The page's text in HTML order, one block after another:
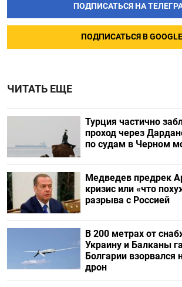
ПОДПИСАТЬСЯ НА
ПОДПИСАТЬСЯ В GOOGLE
ЧИТАТЬ ЕЩЕ
Турция частично
проход через
по судам в Черном
Медведев предрек
кризис или «что
разрыва с Россией
В 200 метрах от
Украину и Балканы
Болгарии взорвался
дрон